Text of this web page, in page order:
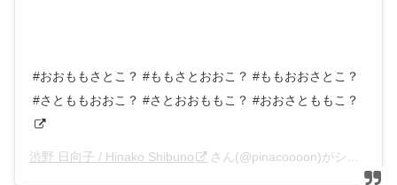
#おおももさとこ？ #ももさとおおこ？ #ももおおさとこ？
#さとももおおこ？ #さとおおももこ？ #おおさとももこ？
渋野 日向子 / Hinako Shibuno さん(@pinacoooon)がシェアした投稿 –